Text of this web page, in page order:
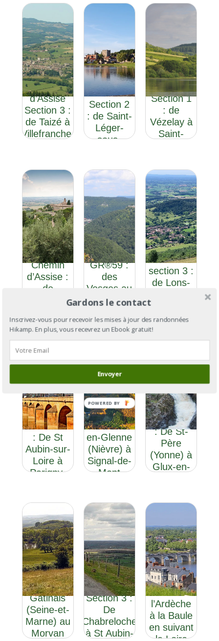
Le Chemin
d’Assise
Section 3 :
de Taizé à
Villefranche-
Le
Chemin
d’Assise
Section 2
: de Saint-
Léger-
sous-
Le
Chemin
d’Assise
Section 1
: de
Vézelay à
Saint-
Beuvray
Le
Chemin
d’Assise :
de
Vézelay à
GR®59 :
des
Vosges au
Jura
GR®59
section 3 :
de Lons-
GR®3
Section 4
: De St
Aubin-sur-
Loire à
Parigny-
GR®13
Section 4
: De Glux-
en-Glenne
(Nièvre) à
Signal-de-
Mont
GR®13
Section 3
: De St-
Père
(Yonne) à
Glux-en-
GR®13:
Du
Gâtinais
(Seine-et-
Marne) au
Morvan
GR®3
Section 3 :
De
Chabreloche
à St Aubin-
GR®3: de
l’Ardèche
à la Baule
en suivant
Gardons le contact
Inscrivez-vous pour recevoir les mises à jour des randonnées
Hikamp. En plus, vous recevrez un Ebook gratuit!
Envoyer
POWERED BY